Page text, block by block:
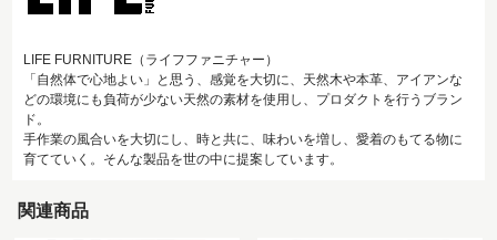
LIFE FURNITURE（ライフファニチャー）
「自然体で心地よい」と思う、感覚を大切に、天然木や本革、アイアンな
どの環境にも負荷が少ない天然の素材を使用し、プロダクトを行うブラン
ド。
手作業の風合いを大切にし、時と共に、味わいを増し、愛着のもてる物に
育てていく。そんな製品を世の中に提案しています。
関連商品